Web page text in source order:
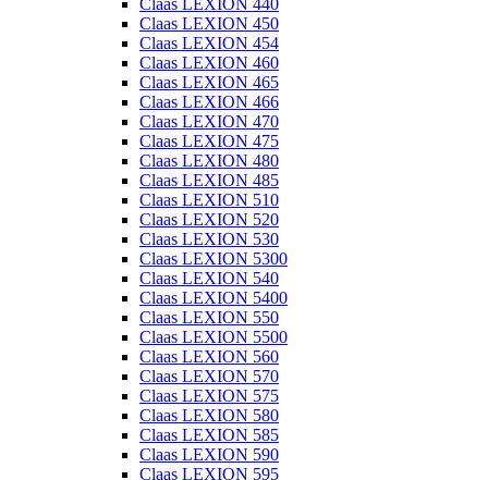
Claas LEXION 440
Claas LEXION 450
Claas LEXION 454
Claas LEXION 460
Claas LEXION 465
Claas LEXION 466
Claas LEXION 470
Claas LEXION 475
Claas LEXION 480
Claas LEXION 485
Claas LEXION 510
Claas LEXION 520
Claas LEXION 530
Claas LEXION 5300
Claas LEXION 540
Claas LEXION 5400
Claas LEXION 550
Claas LEXION 5500
Claas LEXION 560
Claas LEXION 570
Claas LEXION 575
Claas LEXION 580
Claas LEXION 585
Claas LEXION 590
Claas LEXION 595